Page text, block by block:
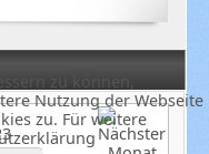
zu können,
Nutzung der Webseite
zu. Für weitere